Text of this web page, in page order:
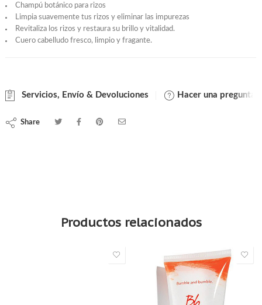
Champú botánico para rizos
Limpia suavemente tus rizos y eliminar las impurezas
Revitaliza los rizos y restaura su brillo y vitalidad.
Cuero cabelludo fresco, limpio y fragante.
Servicios, Envío & Devoluciones Hacer una pregunta
Share
Productos relacionados